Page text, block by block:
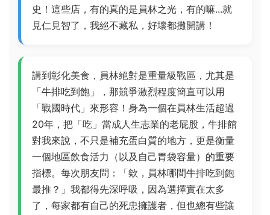
史！這些店，有的真的是員林之光，有的嘛...就
見仁見智了，我絕不藏私，好壞都攤開講！
講到彰化美食，員林絕對是重量級戰區，尤其是
「牛排吃到飽」，那競爭激烈程度簡直可以用
「戰國時代」來形容！身為一個在員林生活超過
20年，把「吃」當成人生志業的老屁股，牛排館
對我來說，不只是補充蛋白質的地方，更是衡量
一個地區飲食活力（以及自己胃袋容量）的重要
指標。每次朋友問：「欸，員林哪間牛排吃到飽
最推？」我都得先深呼吸，因為選擇實在太多
了，每家都有自己的死忠擁護者，但也總有些讓